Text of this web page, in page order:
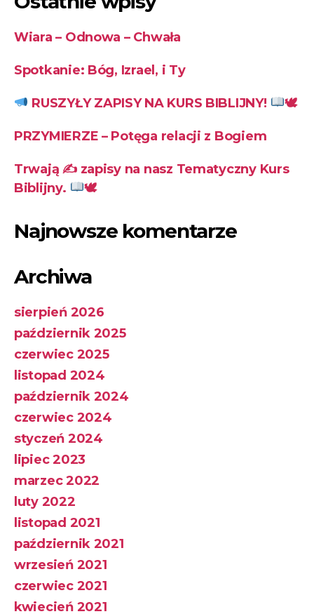
Wiara – Odnowa – Chwała
Spotkanie: Bóg, Izrael, i Ty
RUSZYŁY ZAPISY NA KURS BIBLIJNY! 🕊
PRZYMIERZE – Potęga relacji z Bogiem
Trwają ✍zapisy na nasz Tematyczny Kurs
Biblijny.
🕊
Najnowsze komentarze
Archiwa
sierpień 2026
październik 2025
czerwiec 2025
listopad 2024
październik 2024
czerwiec 2024
styczeń 2024
lipiec 2023
marzec 2022
luty 2022
listopad 2021
październik 2021
wrzesień 2021
czerwiec 2021
kwiecień 2021